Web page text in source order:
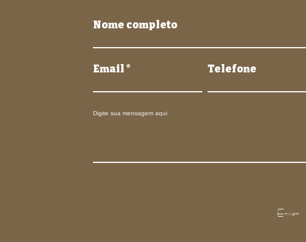
Nome completo
Email Telefone
Digite sua mensagem aqui
Enviar